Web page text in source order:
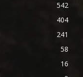
542
404
241
58
16